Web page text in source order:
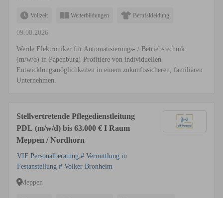
Vollzeit Weiterbildungen Berufskleidung
09.08.2026
Werde Elektroniker für Automatisierungs- / Betriebstechnik
(m/w/d) in Papenburg! Profitiere von individuellen
Entwicklungsmöglichkeiten in einem zukunftssicheren, familiären
Unternehmen.
Stellvertretende Pflegedienstleitung
PDL (m/w/d) bis 63.000 € I Raum
Meppen / Nordhorn
VIF Personalberatung # Vermittlung in
Festanstellung # Volker Bronheim
Meppen